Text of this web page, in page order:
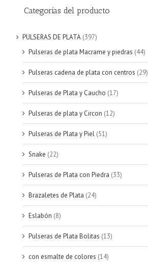
Categorías del producto
PULSERAS DE PLATA (397)
Pulseras de plata Macrame y piedras (44)
Pulseras cadena de plata con centros (29)
Pulseras de Plata y Caucho (17)
Pulseras de plata y Circon (12)
Pulseras de Plata y Piel (51)
Snake (22)
Pulseras de Plata con Piedra (33)
Brazaletes de Plata (24)
Eslabón (8)
Pulseras de Plata Bolitas (13)
con esmalte de colores (14)